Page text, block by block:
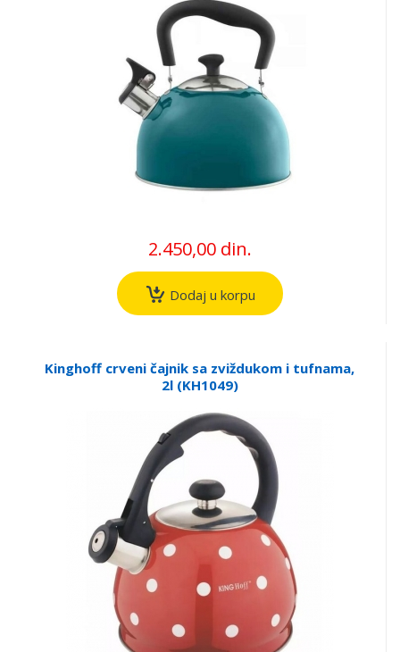
2.450,00 din.
Dodaj u korpu
Kinghoff crveni čajnik sa zviždukom i tufnama,
2l (KH1049)